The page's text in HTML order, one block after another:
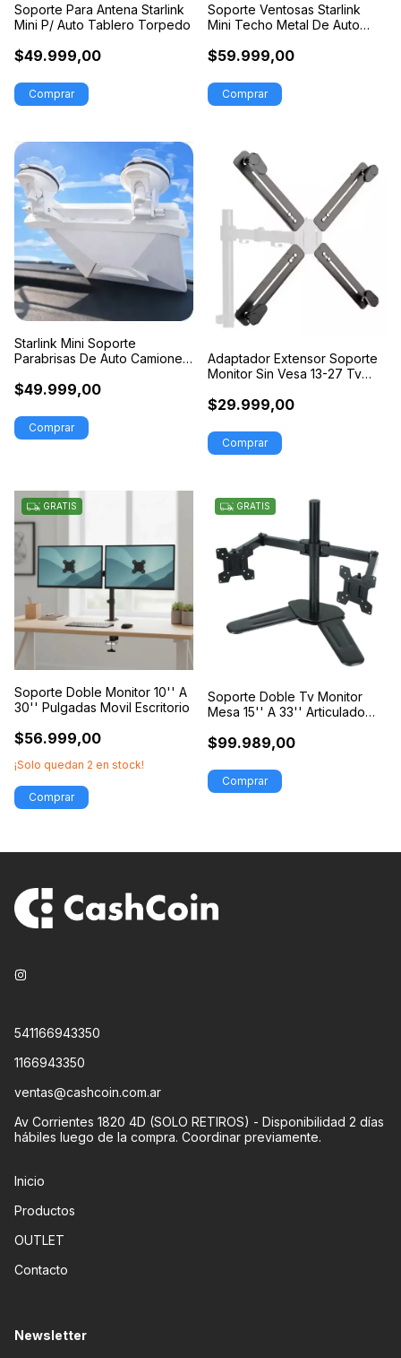
Soporte Para Antena Starlink
Mini P/ Auto Tablero Torpedo
$49.999,00
Soporte Ventosas Starlink
Mini Techo Metal De Auto
$59.999,00
Starlink Mini Soporte
Parabrisas De Auto Camioneta
$49.999,00
Adaptador Extensor Soporte
Monitor Sin Vesa 13-27 Tv
$29.999,00
GRATIS
Soporte Doble Monitor 10'' A
30'' Pulgadas Movil Escritorio
$56.999,00
¡Solo quedan 2 en stock!
GRATIS
Soporte Doble Tv Monitor
Mesa 15'' A 33'' Articulado
$99.989,00
541166943350
1166943350
ventas@cashcoin.com.ar
Av Corrientes 1820 4D (SOLO RETIROS) - Disponibilidad 2 días
hábiles luego de la compra. Coordinar previamente.
Inicio
Productos
OUTLET
Contacto
Newsletter